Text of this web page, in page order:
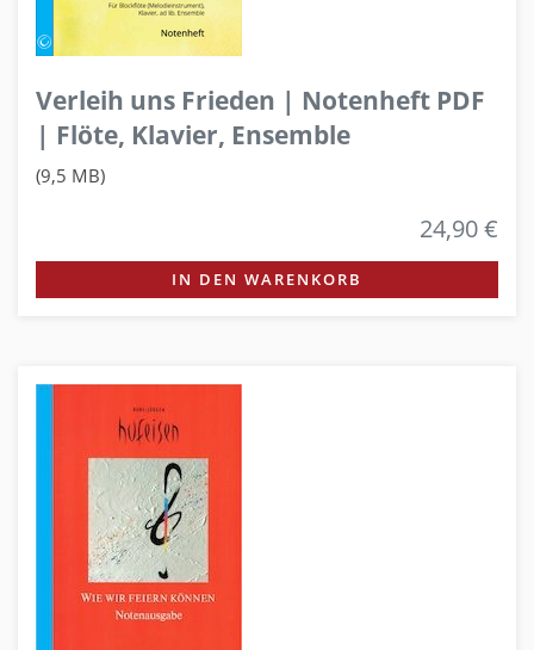
Verleih uns Frieden | Notenheft PDF
| Flöte, Klavier, Ensemble
(9,5 MB)
24,90 €
IN DEN WARENKORB